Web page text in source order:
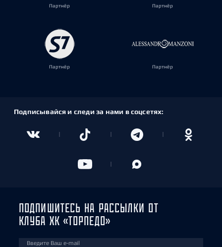
Партнёр Партнёр
Партнёр Партнёр
Подписывайся и следи за нами в соцсетях:
ПОДПИШИТЕСЬ НА РАССЫЛКИ ОТ
КЛУБА ХК «ТОРПЕДО»
Введите Ваш e-mail